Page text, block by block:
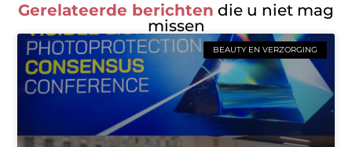
Gerelateerde berichten die u niet mag
missen
BEAUTY EN VERZORGING